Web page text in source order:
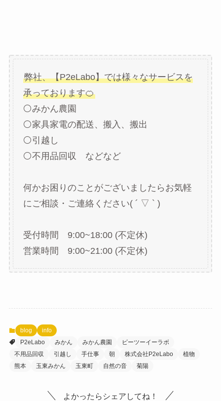
弊社、【P2eLabo】では様々なサービスを
承っております🍊
⚪みかん農園
⚪家具家電の配送、搬入、搬出
⚪引越し
⚪不用品回収 などなど
何かお困りのことがございましたらお気軽
にご相談・ご連絡ください( ´ ▽ ` )
受付時間 9:00~18:00 (不定休)
営業時間 9:00~21:00 (不定休)
blog
info
P2eLabo
みかん みかん農園
ピーツーイーラボ
不用品回収
引越し 手仕事 朝 株式会社P2eLabo
植物
熊本
玉東みかん 玉東町 自然の音 菊陽
よかったらシェアしてね！